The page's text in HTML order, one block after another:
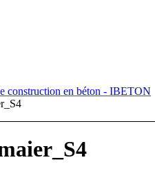
construction en béton - IBETON